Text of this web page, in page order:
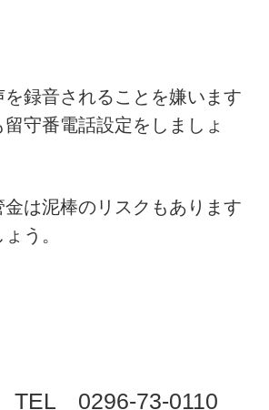
録音されることを嫌います
守番電話設定をしましょ
金は泥棒のリスクもあります
う。
TEL 0296-73-0110